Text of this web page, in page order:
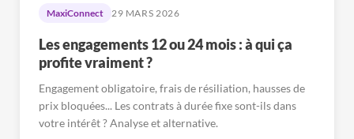
MaxiConnect 29 MARS 2026
Les engagements 12 ou 24 mois : à qui ça
profite vraiment ?
Engagement obligatoire, frais de résiliation, hausses de
prix bloquées... Les contrats à durée fixe sont-ils dans
votre intérêt ? Analyse et alternative.